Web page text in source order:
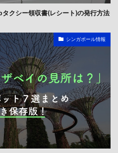
タクシー領収書(レシート)の発行方法
シンガポール情報